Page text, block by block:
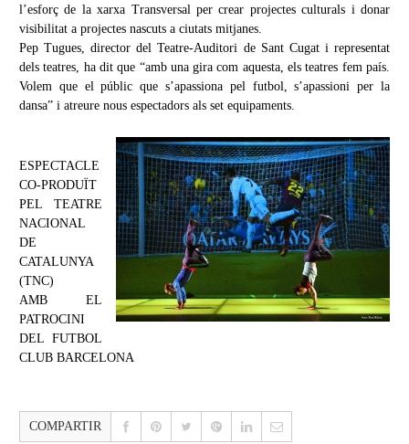
l’esforç de la xarxa Transversal per crear projectes culturals i donar
visibilitat a projectes nascuts a ciutats mitjanes.
Pep Tugues, director del Teatre-Auditori de Sant Cugat i representat
dels teatres, ha dit que “amb una gira com aquesta, els teatres fem país.
Volem que el públic que s’apassiona pel futbol, s’apassioni per la
dansa” i atreure nous espectadors als set equipaments.
ESPECTACLE
CO-PRODUÏT
PEL TEATRE
NACIONAL
DE
CATALUNYA
(TNC)
AMB EL
PATROCINI
DEL FUTBOL
CLUB BARCELONA
COMPARTIR